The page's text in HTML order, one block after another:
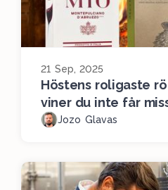
21 Sep, 2025
Höstens roligaste
viner du inte får
Jozo Glavas